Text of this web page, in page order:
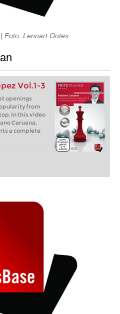
Foto: Lennart Ootes
Vol.1-3
openings
from
In this video
Caruana,
a complete